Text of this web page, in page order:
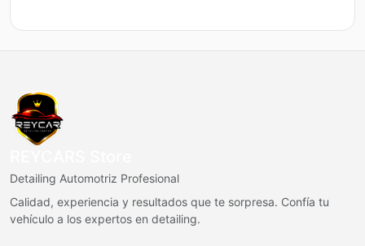
Detailing Automotriz Profesional
Calidad, experiencia y resultados que te sorpresa. Confía tu
vehículo a los expertos en detailing.